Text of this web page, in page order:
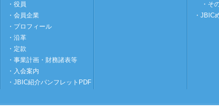
・役員
・会員企業
・プロフィール
・沿革
・定款
・事業計画・財務諸表等
・入会案内
・JBIC紹介パンフレットPDF
・そ
・JBIC